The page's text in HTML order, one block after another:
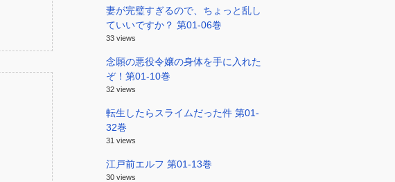
妻が完璧すぎるので、ちょっと乱し
ていいですか？ 第01-06巻
33 views
念願の悪役令嬢の身体を手に入れた
ぞ！第01-10巻
32 views
転生したらスライムだった件 第01-
32巻
31 views
江戸前エルフ 第01-13巻
30 views